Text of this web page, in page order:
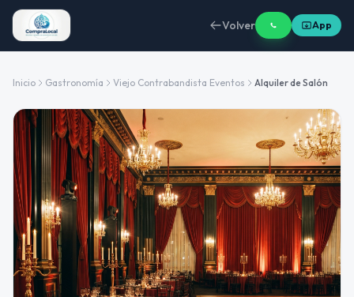
Volver App
Inicio Gastronomía Viejo Contrabandista Eventos Alquiler de Salón